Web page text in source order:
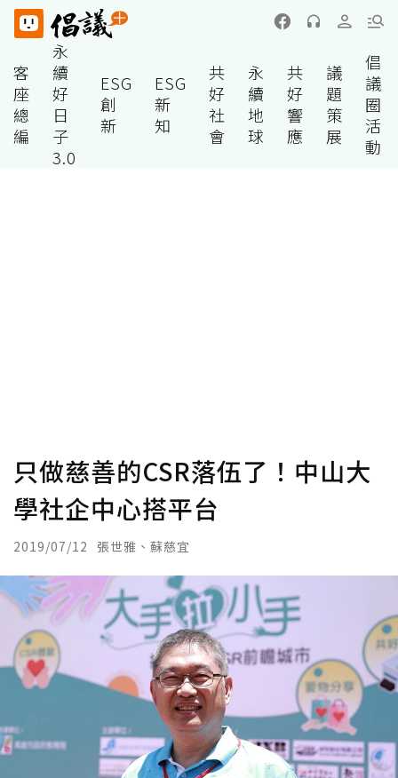
客
座
總
編
永
續
好
日
子
3.0
ESG
創
新
ESG
新
知
共
好
社
會
永
續
地
球
共
好
響
應
議
題
策
展
倡
議
圈
活
動
只做慈善的CSR落伍了！中山大
學社企中心搭平台
2019/07/12 張世雅、蘇慈宜